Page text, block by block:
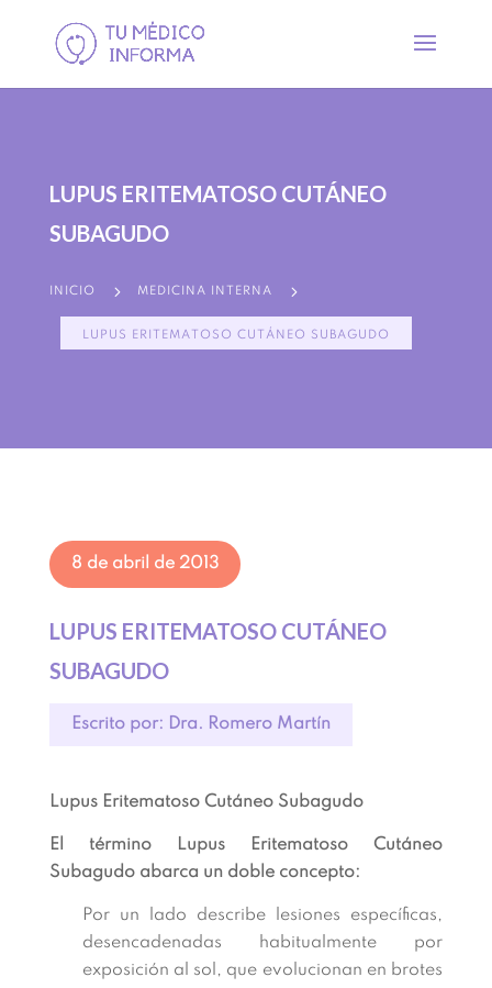
LUPUS ERITEMATOSO CUTÁNEO
SUBAGUDO
INICIO 5 MEDICINA INTERNA 5
LUPUS ERITEMATOSO CUTÁNEO SUBAGUDO
8 de abril de 2013
LUPUS ERITEMATOSO CUTÁNEO
SUBAGUDO
Escrito por: Dra. Romero Martín
Lupus Eritematoso Cutáneo Subagudo
El término Lupus Eritematoso Cutáneo
Subagudo abarca un doble concepto:
Por un lado describe lesiones específicas,
desencadenadas habitualmente por
exposición al sol, que evolucionan en brotes